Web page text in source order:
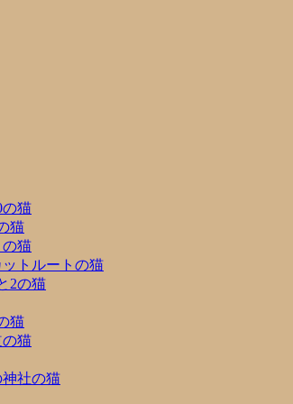
の猫
猫
の猫
トルートの猫
2の猫
猫
の猫
社の猫